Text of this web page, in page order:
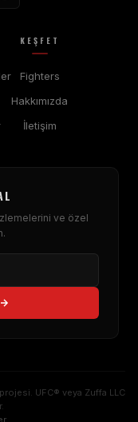
KEŞFET
Fighters
Hakkımızda
İletişim
ve özel
UFC® veya Zuffa LLC